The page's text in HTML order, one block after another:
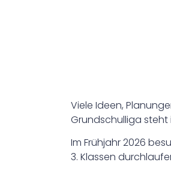
Viele Ideen,
Grundschulliga
Im Frühjahr 2026
3. Klassen